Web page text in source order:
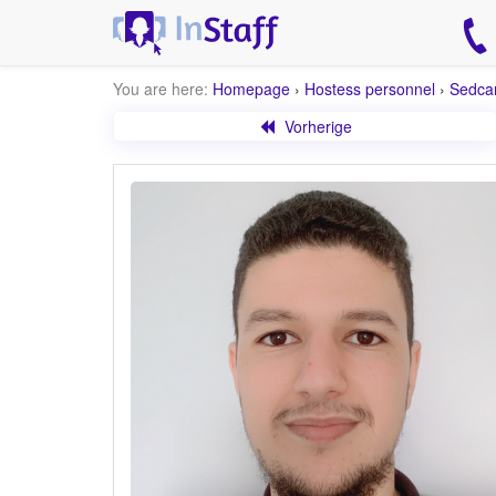
You are here: Homepage › Hostess personnel ›
Vorherige